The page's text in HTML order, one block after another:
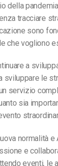
della
tracciare
sono
che vogliono
a
sviluppare le
servizio
sia
normalità e
e
eventi, le